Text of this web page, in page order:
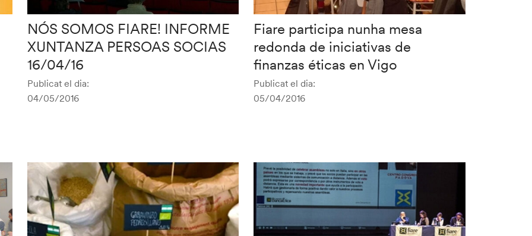
NÓS SOMOS FIARE! INFORME
XUNTANZA PERSOAS SOCIAS
16/04/16
Publicat el dia:
04/05/2016
Fiare participa nunha mesa
redonda de iniciativas de
finanzas éticas en Vigo
Publicat el dia:
05/04/2016